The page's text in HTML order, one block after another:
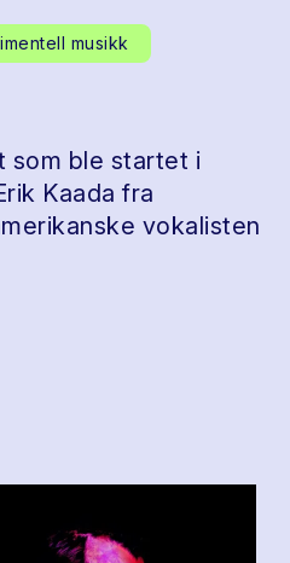
musikk
som ble startet i
Kaada fra
vokalisten